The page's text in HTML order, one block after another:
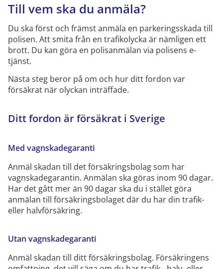
Till vem ska du anmäla?
Du ska först och främst anmäla en parkeringsskada till
polisen. Att smita från en trafikolycka är nämligen ett
brott. Du kan göra en polisanmälan via polisens e-
tjänst.
Nästa steg beror på om och hur ditt fordon var
försäkrat när olyckan inträffade.
Ditt fordon är försäkrat i Sverige
Med vagnskadegaranti
Anmäl skadan till det försäkringsbolag som har
vagnskadegarantin. Anmälan ska göras inom 90 dagar.
Har det gått mer än 90 dagar ska du i stället göra
anmälan till försäkringsbolaget där du har din trafik-
eller halvförsäkring.
Utan vagnskadegaranti
Anmäl skadan till ditt försäkringsbolag. Försäkringens